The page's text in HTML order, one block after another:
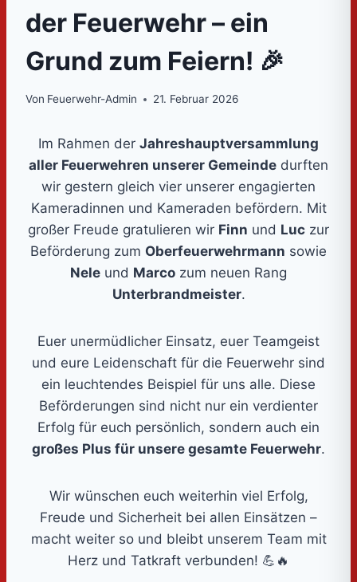
der Feuerwehr – ein
Grund zum Feiern! 🎉
Von Feuerwehr-Admin 21. Februar 2026
Im Rahmen der Jahreshauptversammlung
aller Feuerwehren unserer Gemeinde durften
wir gestern gleich vier unserer engagierten
Kameradinnen und Kameraden befördern. Mit
großer Freude gratulieren wir Finn und Luc zur
Beförderung zum Oberfeuerwehrmann sowie
Nele und Marco zum neuen Rang
Unterbrandmeister.
Euer unermüdlicher Einsatz, euer Teamgeist
und eure Leidenschaft für die Feuerwehr sind
ein leuchtendes Beispiel für uns alle. Diese
Beförderungen sind nicht nur ein verdienter
Erfolg für euch persönlich, sondern auch ein
großes Plus für unsere gesamte Feuerwehr.
Wir wünschen euch weiterhin viel Erfolg,
Freude und Sicherheit bei allen Einsätzen –
macht weiter so und bleibt unserem Team mit
Herz und Tatkraft verbunden! 💪🔥